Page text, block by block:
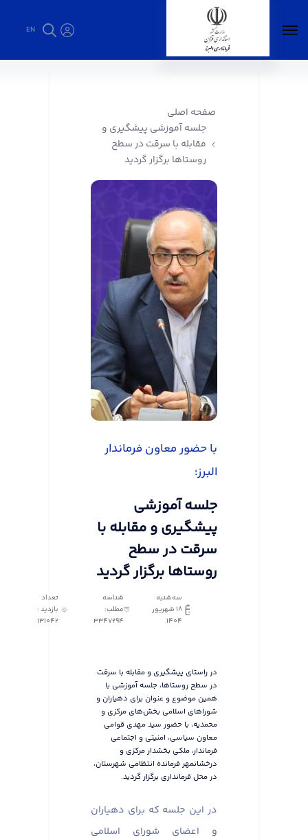
EN
صفحه اصلی
جلسه آموزشی پیشگیری و
مقابله با سرقت در سطح
روستاها برگزار گردید
با حضور معاون فرماندار
البرز؛
جلسه آموزشی
پیشگیری و مقابله با
سرقت در سطح
روستاها برگزار گردید
سه‌شنبه
18 شهریور
1404
شناسه
مطلب:
3347294
تعداد
بازدید :
131042
در راستای پیشگیری و مقابله با سرقت
در سطح روستاها، جلسه آموزشی با
همین موضوع و عنوان برای دهیاران و
شوراهای اسلامی بخش‌های مرکزی و
محمدیه، با حضور سید مهدی قوامی
معاون سیاسی، امنیتی و اجتماعی
فرماندار، ملکی بخشدار مرکزی و
درخشانمهر فرمانده انتظامی شهرستان،
در محل فرمانداری برگزار گردید.
در این جلسه که برای دهیاران
و اعضای شورای اسلامی